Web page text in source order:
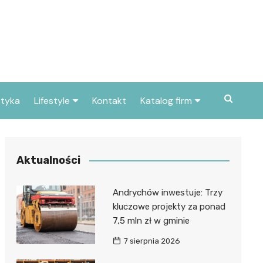
Lifestyle
Poradniki
Dom i ogród
Znane osoby
Kontakt Katalog firm
Prawo i finanse
Motoryzacja
Edukacja i opieka
Aktualności
Andrychów inwestuje: Trzy
kluczowe projekty za ponad
7,5 mln zł w gminie
7 sierpnia 2026